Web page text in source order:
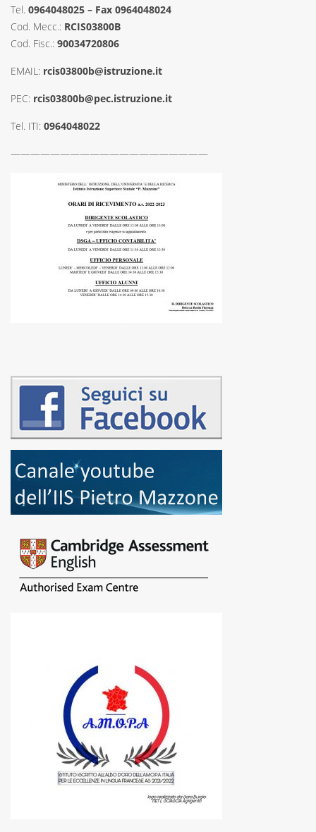
Tel. 0964048025 – Fax 0964048024
Cod. Mecc.: RCIS03800B
Cod. Fisc.: 90034720806
EMAIL: rcis03800b@istruzione.it
PEC: rcis03800b@pec.istruzione.it
Tel. ITI: 0964048022
————————————————————